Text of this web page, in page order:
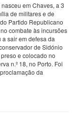
em Chaves, a 3
de militares e de
Partido Republicano
combate às incursões
sair em defesa da
de Sidónio
e colocado no
n.º 18, no Porto. Foi
da